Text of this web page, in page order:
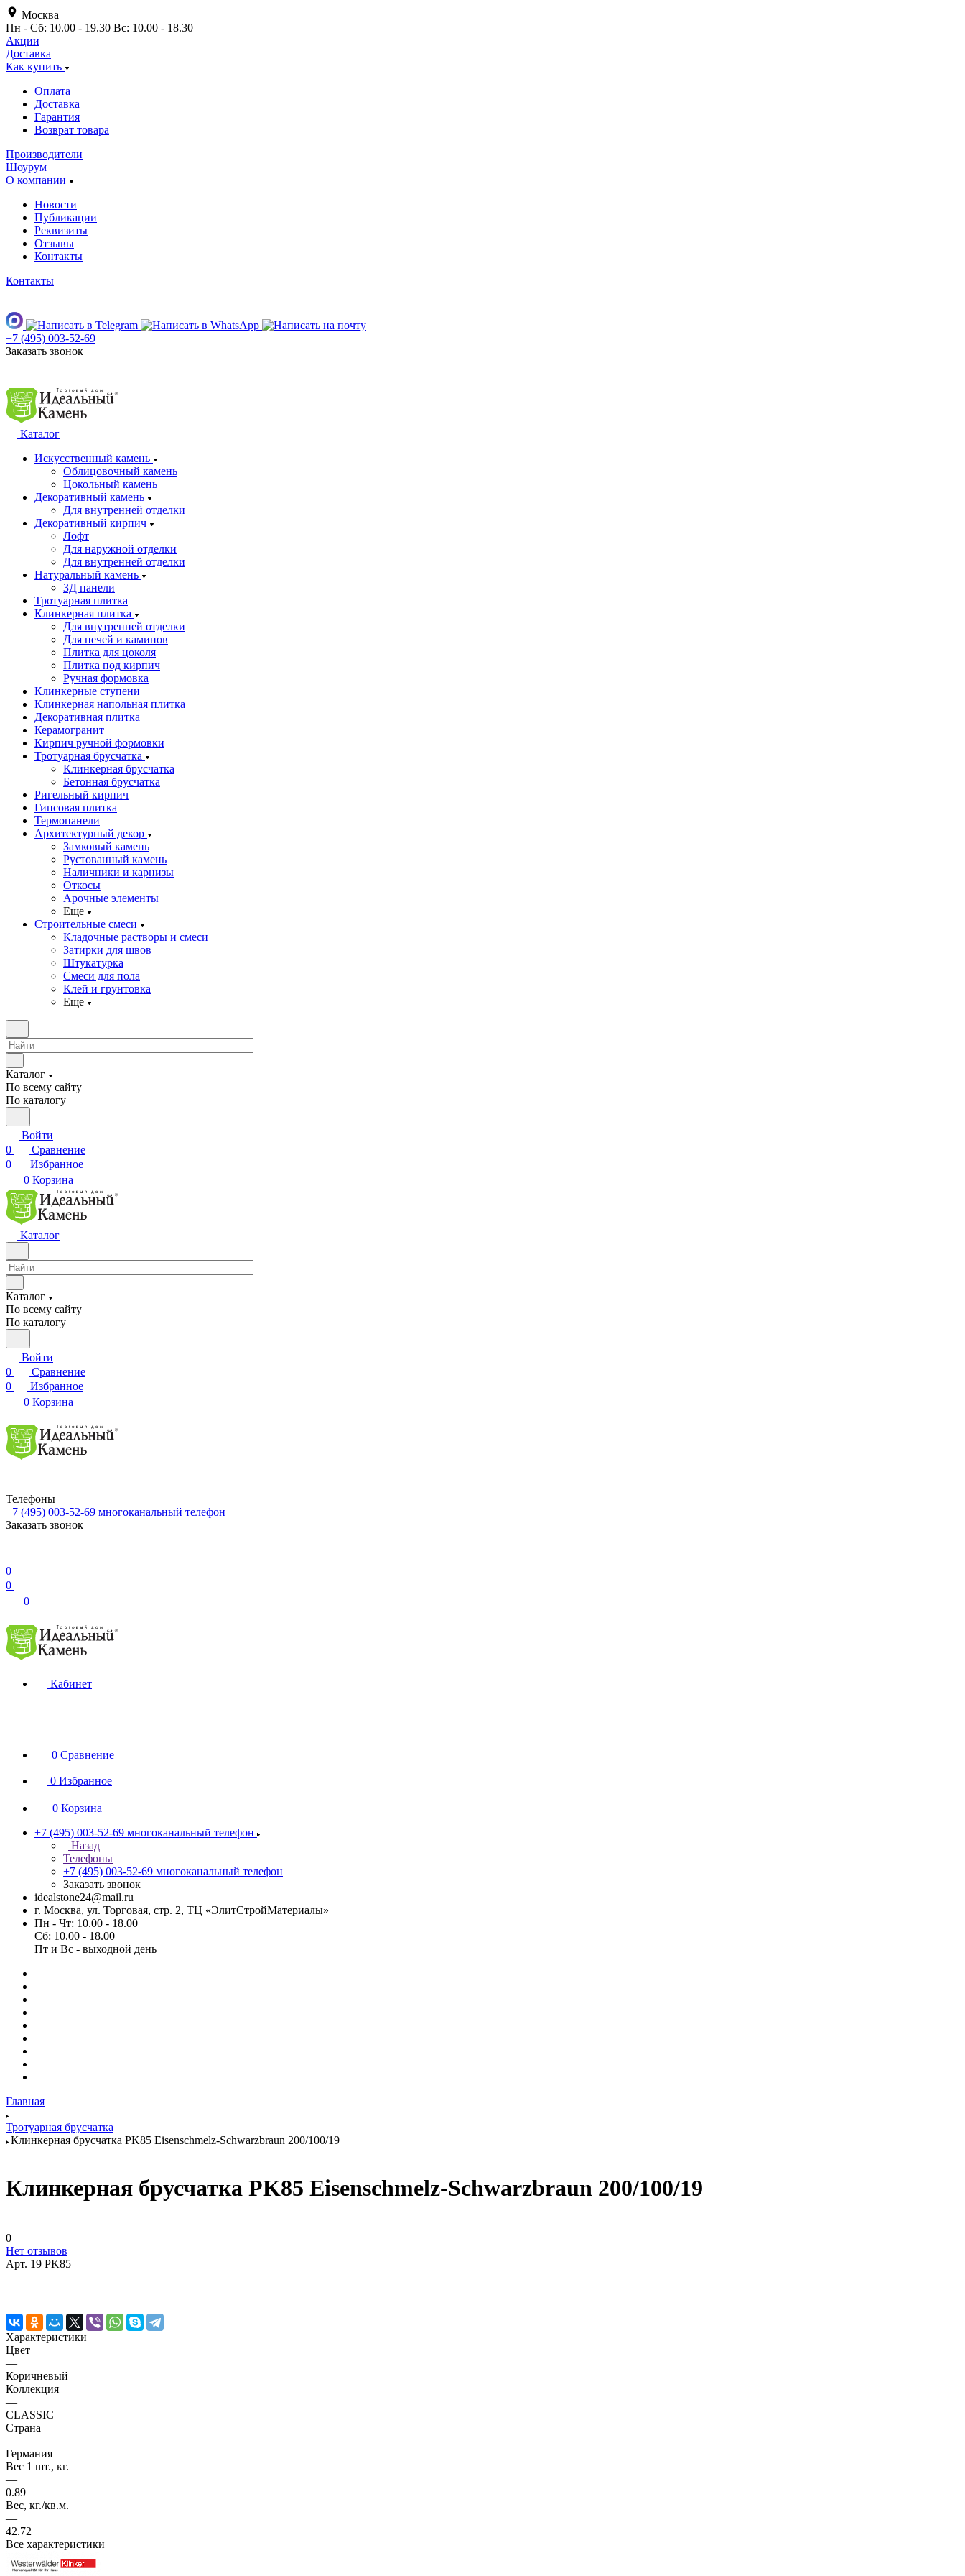
Москва
Пн - Сб: 10.00 - 19.30 Вс: 10.00 - 18.30
Акции
Доставка
Как купить
Оплата
Доставка
Гарантия
Возврат товара
Производители
Шоурум
О компании
Новости
Публикации
Реквизиты
Отзывы
Контакты
Контакты
+7 (495) 003-52-69
Заказать звонок
Каталог
Искусственный камень
Облицовочный камень
Цокольный камень
Декоративный камень
Для внутренней отделки
Декоративный кирпич
Лофт
Для наружной отделки
Для внутренней отделки
Натуральный камень
3Д панели
Тротуарная плитка
Клинкерная плитка
Для внутренней отделки
Для печей и каминов
Плитка для цоколя
Плитка под кирпич
Ручная формовка
Клинкерные ступени
Клинкерная напольная плитка
Декоративная плитка
Керамогранит
Кирпич ручной формовки
Тротуарная брусчатка
Клинкерная брусчатка
Бетонная брусчатка
Ригельный кирпич
Гипсовая плитка
Термопанели
Архитектурный декор
Замковый камень
Рустованный камень
Наличники и карнизы
Откосы
Арочные элементы
Еще
Строительные смеси
Кладочные растворы и смеси
Затирки для швов
Штукатурка
Смеси для пола
Клей и грунтовка
Еще
Каталог
По всему сайту
По каталогу
Войти
0
Сравнение
0
Избранное
0 Корзина
Каталог
Каталог
По всему сайту
По каталогу
Войти
0
Сравнение
0
Избранное
0 Корзина
Телефоны
+7 (495) 003-52-69 многоканальный телефон
Заказать звонок
0
0
0
Кабинет
0 Сравнение
0 Избранное
0 Корзина
+7 (495) 003-52-69 многоканальный телефон
Назад
Телефоны
+7 (495) 003-52-69 многоканальный телефон
Заказать звонок
idealstone24@mail.ru
г. Москва, ул. Торговая, стр. 2, ТЦ «ЭлитСтройМатериалы»
Пн - Чт: 10.00 - 18.00
Сб: 10.00 - 18.00
Пт и Вс - выходной день
Главная
Тротуарная брусчатка
Клинкерная брусчатка PK85 Eisenschmelz-Schwarzbraun 200/100/19
Клинкерная брусчатка PK85 Eisenschmelz-Schwarzbraun 200/100/19
0
Нет отзывов
Арт. 19 PK85
Характеристики
Цвет
—
Коричневый
Коллекция
—
CLASSIC
Страна
—
Германия
Вес 1 шт., кг.
—
0.89
Вес, кг./кв.м.
—
42.72
Все характеристики